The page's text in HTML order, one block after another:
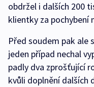
obdržel i dalších 200
klientky za pochybení
Před soudem pak ale
jeden případ nechal
padly dva zprošťující
kvůli doplnění dalších